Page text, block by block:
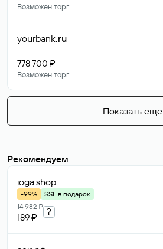
Возможен торг
yourbank.ru
778 700 ₽
Возможен торг
Показать еще
Рекомендуем
ioga.shop
-99%
SSL в подарок
14 982 ₽
189 ₽
?